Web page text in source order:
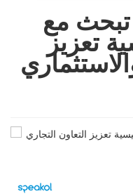
تبحث مع
تعزيز